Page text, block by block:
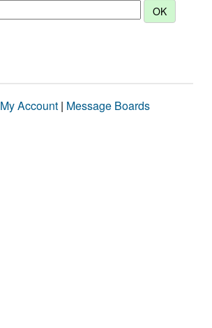
My Account | Message Boards